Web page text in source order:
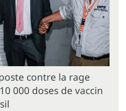
contre la rage
000 doses de vaccin